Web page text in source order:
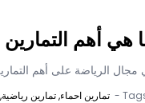
أهم
مجال الرياضة على أهم
Tags تمارين احماء,تمارين رياضية,